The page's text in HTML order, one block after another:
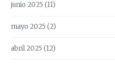
junio 2025 (11)
mayo 2025 (2)
abril 2025 (12)